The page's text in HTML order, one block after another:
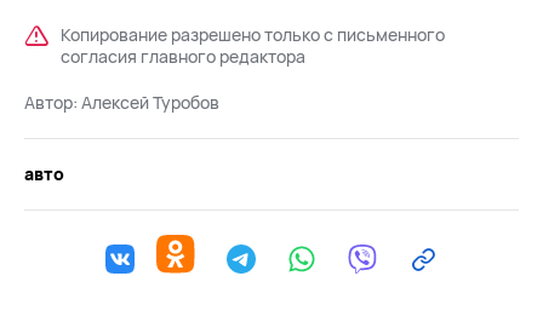
Копирование разрешено только с письменного
согласия главного редактора
Автор: Алексей Туробов
авто